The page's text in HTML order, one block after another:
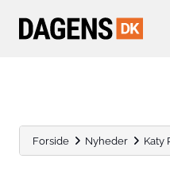
Forside Nyheder Katy